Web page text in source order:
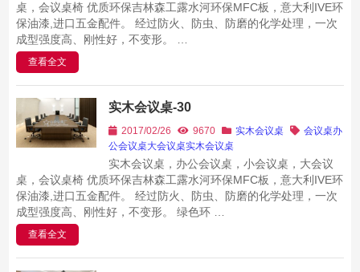
桌，会议桌椅 优质环保吉林森工露水河环保MFC板，意大利IVE环
保油漆,进口五金配件。 经过防火、防虫、防磨的化学处理，一次
成型强度高、刚性好，不变形。 …
查看全文
实木会议桌-30
2017/02/26 9670 实木会议桌 会议桌办
公会议桌大会议桌实木会议桌
实木会议桌，办公会议桌，小会议桌，大会议
桌，会议桌椅 优质环保吉林森工露水河环保MFC板，意大利IVE环
保油漆,进口五金配件。 经过防火、防虫、防磨的化学处理，一次
成型强度高、刚性好，不变形。 绿色环 …
查看全文